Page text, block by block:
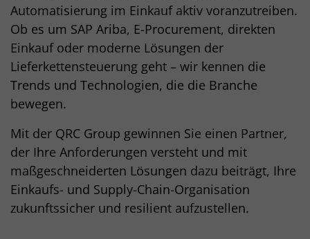
Automatisierung im Einkauf aktiv voranzutreiben.
Ob es um SAP Ariba, E-Procurement, direkten
Einkauf oder moderne Lösungen der
Lieferkettensteuerung geht – wir kennen die
Trends und Technologien, die die Branche
bewegen.
Mit der QRC Group gewinnen Sie einen Partner,
der Ihre Anforderungen versteht und mit
maßgeschneiderten Lösungen dazu beiträgt, Ihre
Einkaufs- und Supply-Chain-Organisation
zukunftssicher und resilient aufzustellen.